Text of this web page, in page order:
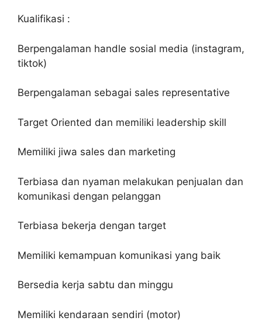
Kualifikasi :
Berpengalaman handle sosial media (instagram,
tiktok)
Berpengalaman sebagai sales representative
Target Oriented dan memiliki leadership skill
Memiliki jiwa sales dan marketing
Terbiasa dan nyaman melakukan penjualan dan
komunikasi dengan pelanggan
Terbiasa bekerja dengan target
Memiliki kemampuan komunikasi yang baik
Bersedia kerja sabtu dan minggu
Memiliki kendaraan sendiri (motor)